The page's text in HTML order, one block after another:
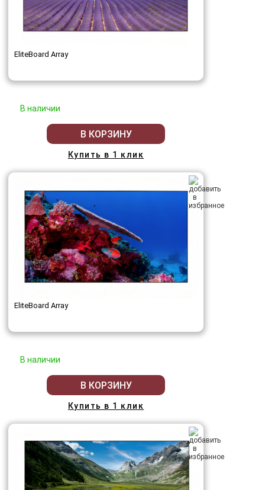
EliteBoard Array
В наличии
В КОРЗИНУ
Купить в 1 клик
EliteBoard Array
В наличии
В КОРЗИНУ
Купить в 1 клик